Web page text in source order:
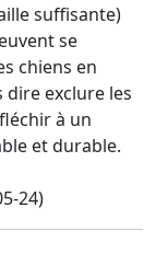
suffisante)
se
chiens en
dire exclure les
à un
et durable.
24)